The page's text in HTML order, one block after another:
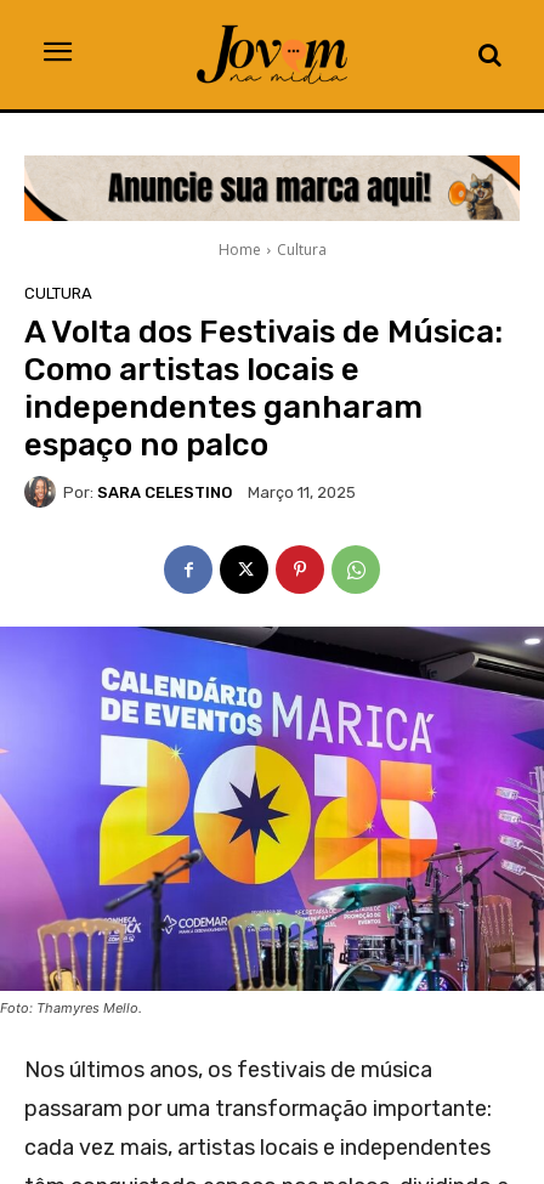
Home Cultura
CULTURA
A Volta dos Festivais de Música:
Como artistas locais e
independentes ganharam
espaço no palco
Por: SARA CELESTINO Março 11, 2025
Foto: Thamyres Mello.
Nos últimos anos, os festivais de música
passaram por uma transformação importante:
cada vez mais, artistas locais e independentes